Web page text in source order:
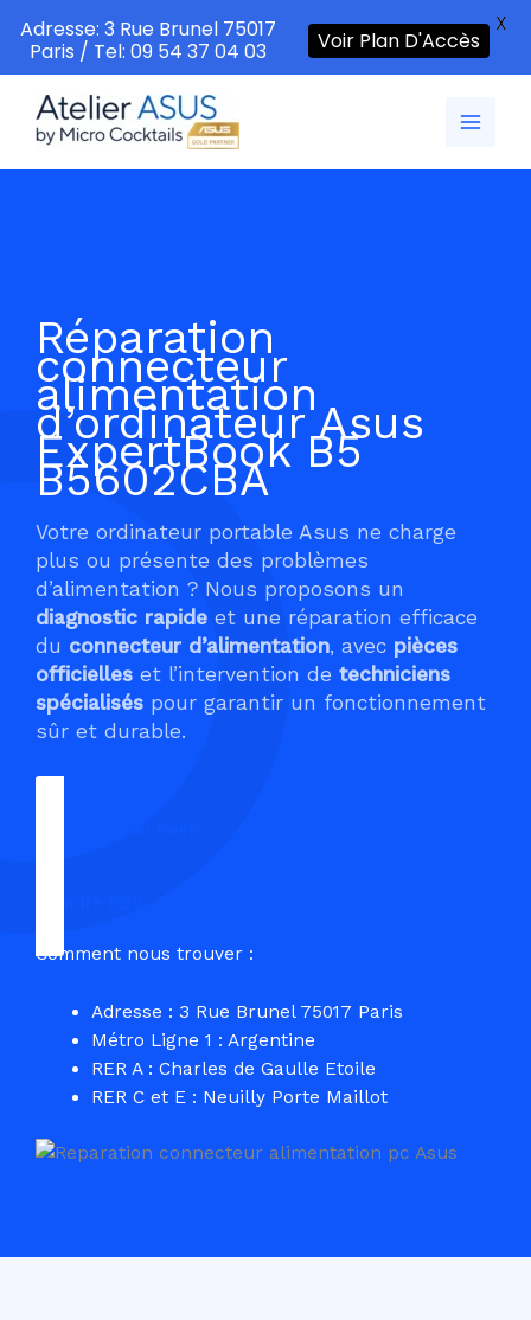
contenu
Réparation
connecteur
alimentation
d’ordinateur Asus
ExpertBook B5
B5602CBA
Votre ordinateur portable Asus ne charge
plus ou présente des problèmes
d’alimentation ? Nous proposons un
diagnostic rapide et une réparation efficace
du connecteur d’alimentation, avec pièces
officielles et l’intervention de techniciens
spécialisés pour garantir un fonctionnement
sûr et durable.
Comment nous trouver :
Adresse : 3 Rue Brunel 75017 Paris
Métro Ligne 1 : Argentine
RER A : Charles de Gaulle Etoile
RER C et E : Neuilly Porte Maillot
Adresse: 3 Rue Brunel 75017
Paris / Tel: 09 54 37 04 03
Voir Plan D'Accès
X